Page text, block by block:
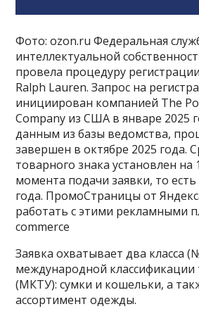
Фото: ozon.ru Федеральная
интеллектуальной
провела процедуру
Ralph Lauren. Запрос на
инициирован компанией The
Company из США в январе 2025
данным из базы ведомства,
завершен в октябре 2025 года.
товарного знака установлен на
момента подачи заявки, то
года. ПромоСтраницы от
работать с этими рекламными
commerce
Заявка охватывает два класса
международной классификации
(МКТУ): сумки и кошельки, а
ассортимент одежды.